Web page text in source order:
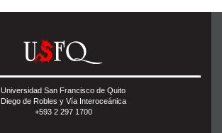
Universidad San Francisco de Quito
Diego de Robles y Vía Interoceánica
+593 2 297 1700